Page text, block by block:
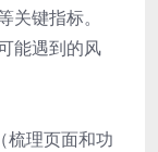
键指标。
能遇到的风
梳理页面和功